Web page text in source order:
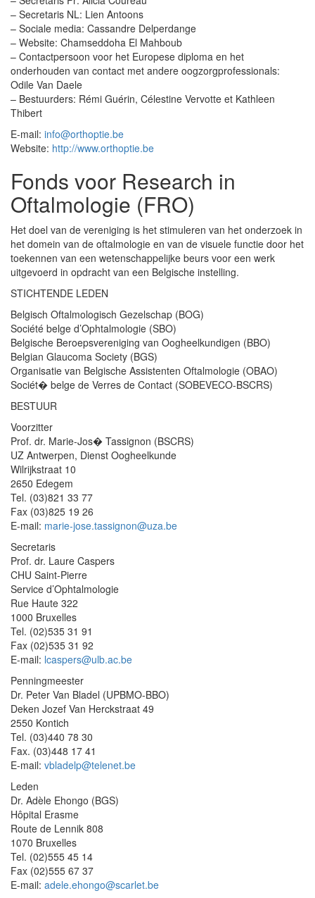
– Secretaris NL: Lien Antoons
– Sociale media: Cassandre Delperdange
– Website: Chamseddoha El Mahboub
– Contactpersoon voor het Europese diploma en het
onderhouden van contact met andere oogzorgprofessionals:
Odile Van Daele
– Bestuurders: Rémi Guérin, Célestine Vervotte et Kathleen
Thibert
E-mail: info@orthoptie.be
Website: http://www.orthoptie.be
Fonds voor Research in
Oftalmologie (FRO)
Het doel van de vereniging is het stimuleren van het onderzoek in
het domein van de oftalmologie en van de visuele functie door het
toekennen van een wetenschappelijke beurs voor een werk
uitgevoerd in opdracht van een Belgische instelling.
STICHTENDE LEDEN
Belgisch Oftalmologisch Gezelschap (BOG)
Société belge d’Ophtalmologie (SBO)
Belgische Beroepsvereniging van Oogheelkundigen (BBO)
Belgian Glaucoma Society (BGS)
Organisatie van Belgische Assistenten Oftalmologie (OBAO)
Sociét� belge de Verres de Contact (SOBEVECO-BSCRS)
BESTUUR
Voorzitter
Prof. dr. Marie-Jos� Tassignon (BSCRS)
UZ Antwerpen, Dienst Oogheelkunde
Wilrijkstraat 10
2650 Edegem
Tel. (03)821 33 77
Fax (03)825 19 26
E-mail: marie-jose.tassignon@uza.be
Secretaris
Prof. dr. Laure Caspers
CHU Saint-Pierre
Service d’Ophtalmologie
Rue Haute 322
1000 Bruxelles
Tel. (02)535 31 91
Fax (02)535 31 92
E-mail: lcaspers@ulb.ac.be
Penningmeester
Dr. Peter Van Bladel (UPBMO-BBO)
Deken Jozef Van Herckstraat 49
2550 Kontich
Tel. (03)440 78 30
Fax. (03)448 17 41
E-mail: vbladelp@telenet.be
Leden
Dr. Adèle Ehongo (BGS)
Hôpital Erasme
Route de Lennik 808
1070 Bruxelles
Tel. (02)555 45 14
Fax (02)555 67 37
E-mail: adele.ehongo@scarlet.be